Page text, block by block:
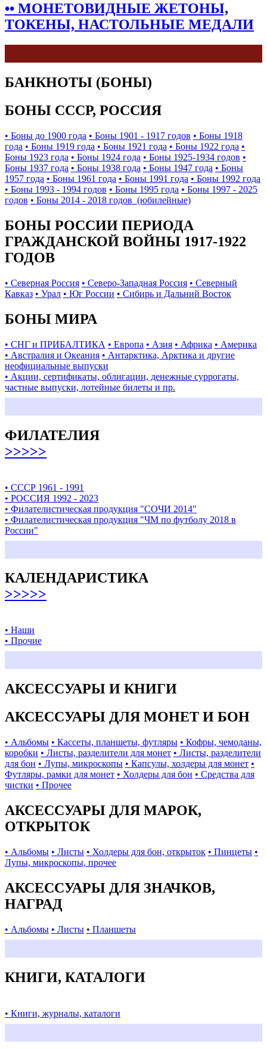
•• МОНЕТОВИДНЫЕ ЖЕТОНЫ,
ТОКЕНЫ, НАСТОЛЬНЫЕ МЕДАЛИ
БАНКНОТЫ (БОНЫ)
БОНЫ СССР, РОССИЯ
• Боны до 1900 года • Боны 1901 - 1917 годов • Боны 1918
года • Боны 1919 года • Боны 1921 года • Боны 1922 года •
Боны 1923 года • Боны 1924 года • Боны 1925-1934 годов •
Боны 1937 года • Боны 1938 года • Боны 1947 года • Боны
1957 года • Боны 1961 года • Боны 1991 года • Боны 1992 года
• Боны 1993 - 1994 годов • Боны 1995 года • Боны 1997 - 2025
годов • Боны 2014 - 2018 годов (юбилейные)
БОНЫ РОССИИ ПЕРИОДА
ГРАЖДАНСКОЙ ВОЙНЫ 1917-1922
ГОДОВ
• Северная Россия • Северо-Западная Россия • Северный
Кавказ • Урал • Юг России • Сибирь и Дальний Восток
БОНЫ МИРА
• СНГ и ПРИБАЛТИКА • Европа • Азия • Африка • Америка
• Австралия и Океания • Антарктика, Арктика и другие
неофициальные выпуски
• Акции, сертификаты, облигации, денежные суррогаты,
частные выпуски, лотейные билеты и пр.
ФИЛАТЕЛИЯ
>>>>>
• СССР 1961 - 1991
• РОССИЯ 1992 - 2023
• Филателистическая продукция "СОЧИ 2014"
• Филателистическая продукция "ЧМ по футболу 2018 в
России"
КАЛЕНДАРИСТИКА
>>>>>
• Наши
• Прочие
АКСЕССУАРЫ И КНИГИ
АКСЕССУАРЫ ДЛЯ МОНЕТ И БОН
• Альбомы • Кассеты, планшеты, футляры • Кофры, чемоданы,
коробки • Листы, разделители для монет • Листы, разделители
для бон • Лупы, микроскопы • Капсулы, холдеры для монет •
Футляры, рамки для монет • Холдеры для бон • Средства для
чистки • Прочее
АКСЕССУАРЫ ДЛЯ МАРОК,
ОТКРЫТОК
• Альбомы • Листы • Холдеры для бон, открыток • Пинцеты •
Лупы, микроскопы, прочее
АКСЕССУАРЫ ДЛЯ ЗНАЧКОВ,
НАГРАД
• Альбомы • Листы • Планшеты
КНИГИ, КАТАЛОГИ
• Книги, журналы, каталоги